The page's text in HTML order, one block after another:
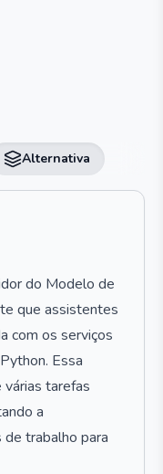
Alternativa
do Modelo de
que assistentes
com os serviços
Essa
várias tarefas
a
trabalho para